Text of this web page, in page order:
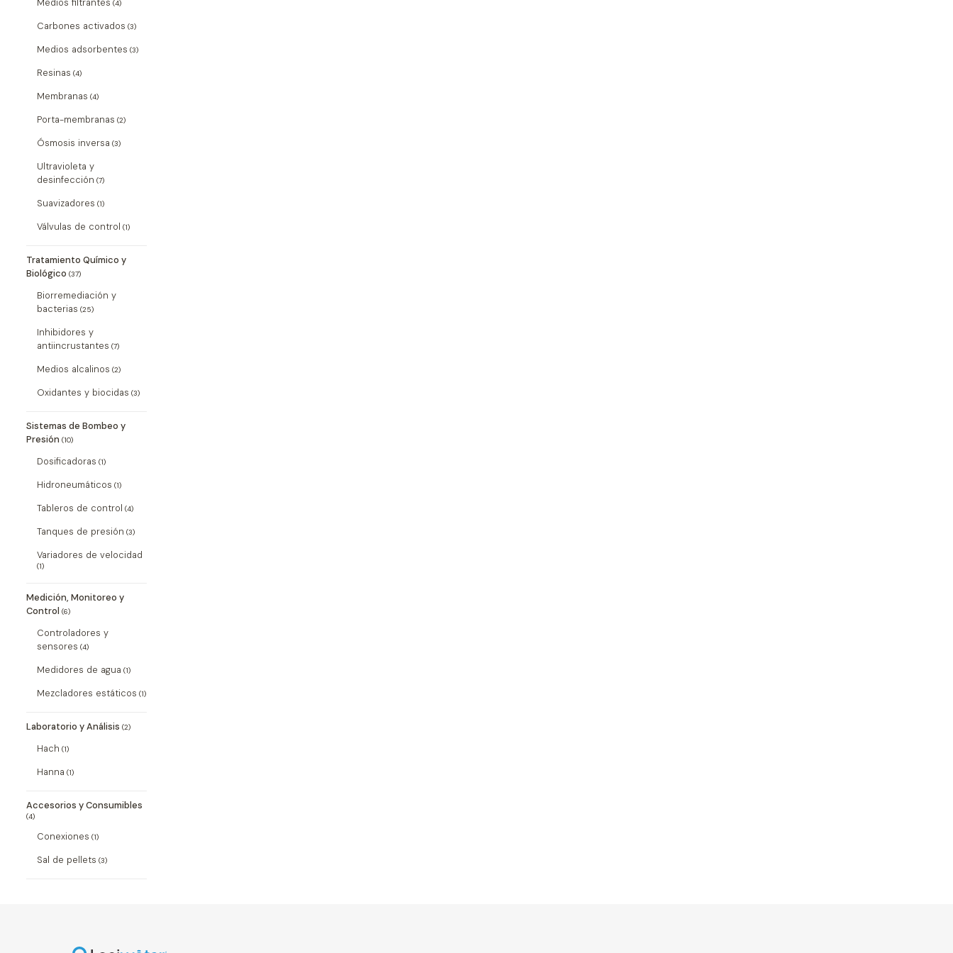
Medios filtrantes (4)
Carbones activados (3)
Medios adsorbentes (3)
Resinas (4)
Membranas (4)
Porta-membranas (2)
Ósmosis inversa (3)
Ultravioleta y
desinfección (7)
Suavizadores (1)
Válvulas de control (1)
Tratamiento Químico y
Biológico (37)
Biorremediación y
bacterias (25)
Inhibidores y
antiincrustantes (7)
Medios alcalinos (2)
Oxidantes y biocidas (3)
Sistemas de Bombeo y
Presión (10)
Dosificadoras (1)
Hidroneumáticos (1)
Tableros de control (4)
Tanques de presión (3)
Variadores de velocidad
(1)
Medición, Monitoreo y
Control (6)
Controladores y
sensores (4)
Medidores de agua (1)
Mezcladores estáticos (1)
Laboratorio y Análisis (2)
Hach (1)
Hanna (1)
Accesorios y Consumibles
(4)
Conexiones (1)
Sal de pellets (3)